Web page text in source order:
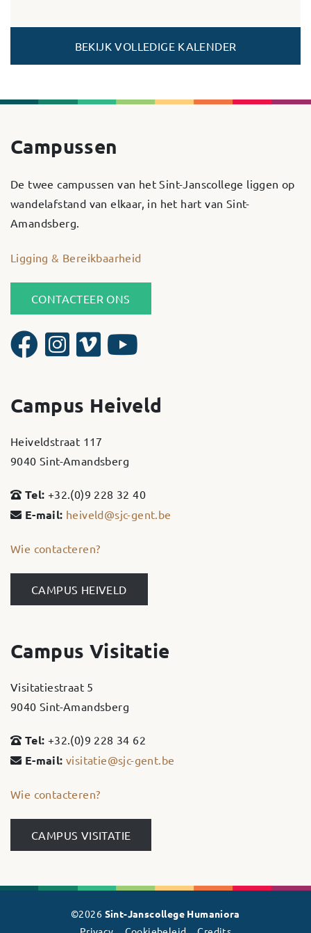
BEKIJK VOLLEDIGE KALENDER
Campussen
De twee campussen van het Sint-Janscollege liggen op
wandelafstand van elkaar, in het hart van Sint-
Amandsberg.
Ligging & Bereikbaarheid
CONTACTEER ONS
Campus Heiveld
Heiveldstraat 117
9040 Sint-Amandsberg
Tel: +32.(0)9 228 32 40
E-mail: heiveld@sjc-gent.be
Wie contacteren?
CAMPUS HEIVELD
Campus Visitatie
Visitatiestraat 5
9040 Sint-Amandsberg
Tel: +32.(0)9 228 34 62
E-mail: visitatie@sjc-gent.be
Wie contacteren?
CAMPUS VISITATIE
©2026 Sint-Janscollege Humaniora